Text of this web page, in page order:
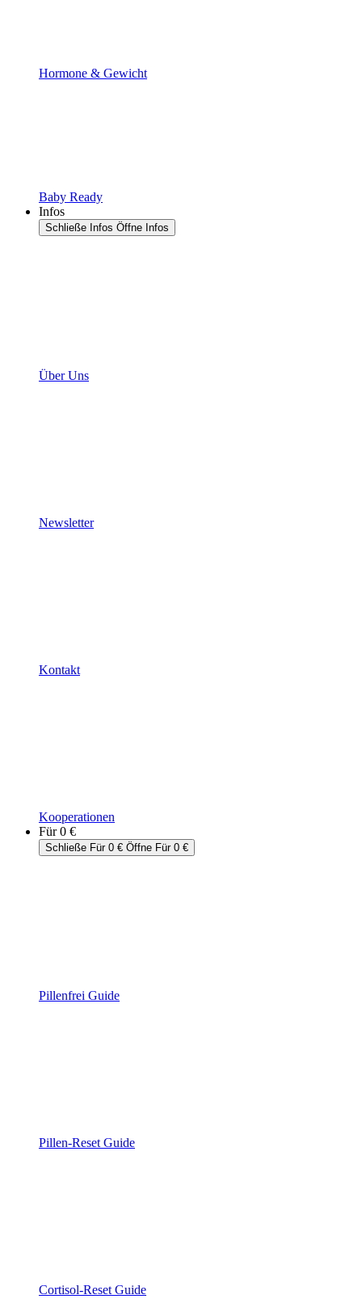
Hormone & Gewicht
Baby Ready
Infos
Schließe Infos Öffne Infos
Über Uns
Newsletter
Kontakt
Kooperationen
Für 0 €
Schließe Für 0 € Öffne Für 0 €
Pillenfrei Guide
Pillen-Reset Guide
Cortisol-Reset Guide